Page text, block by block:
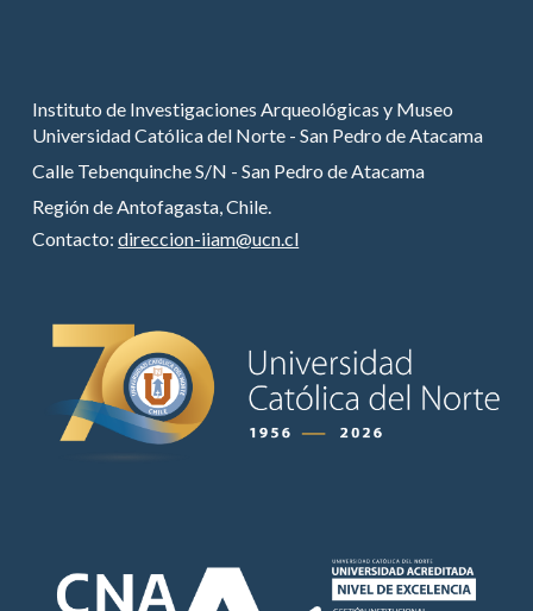
Instituto de Investigaciones Arqueológicas y Museo
Universidad Católica del Norte - San Pedro de Atacama
Calle Tebenquinche S/N - San Pedro de Atacama
Región de Antofagasta, Chile.
Contacto:direccion-iiam@ucn.cl